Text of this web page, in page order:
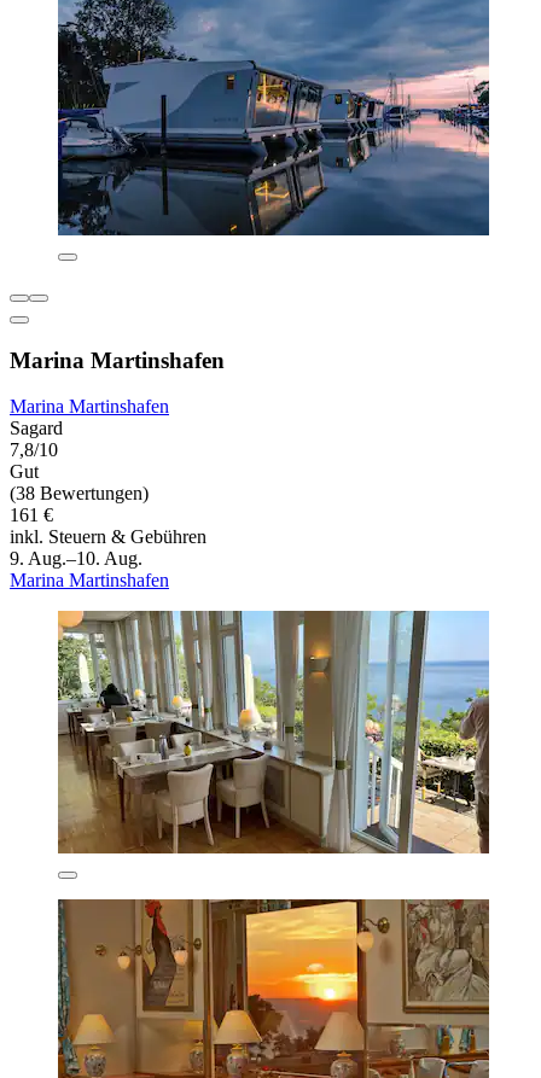
Marina Martinshafen
Marina Martinshafen
Sagard
7,8/10
Gut
(38 Bewertungen)
161 €
inkl. Steuern & Gebühren
9. Aug.–10. Aug.
Marina Martinshafen